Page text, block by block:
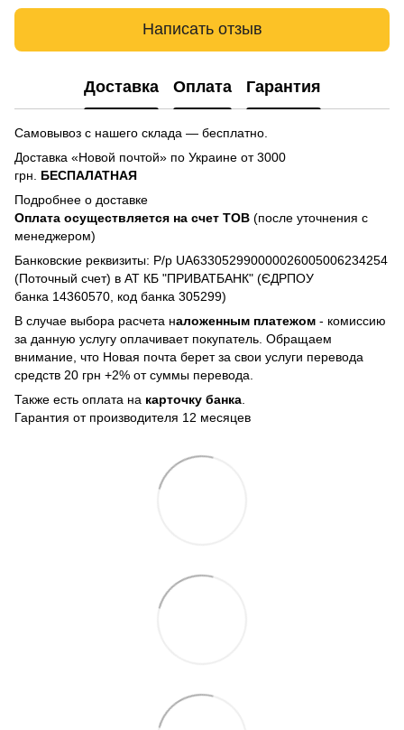
Написать отзыв
Доставка Оплата Гарантия
Самовывоз с нашего склада — бесплатно.
Доставка «Новой почтой» по Украине от 3000
грн. БЕСПАЛАТНАЯ
Подробнее о доставке
Оплата осуществляется на счет TOB (после уточнения с
менеджером)
Банковские реквизиты: Р/р UA633052990000026005006234254
(Поточный счет) в АТ КБ "ПРИВАТБАНК" (ЄДРПОУ
банка 14360570, код банка 305299)
В случае выбора расчета наложенным платежом - комиссию
за данную услугу оплачивает покупатель. Обращаем
внимание, что Новая почта берет за свои услуги перевода
средств 20 грн +2% от суммы перевода.
Также есть оплата на карточку банка
Гарантия от производителя 12 месяцев